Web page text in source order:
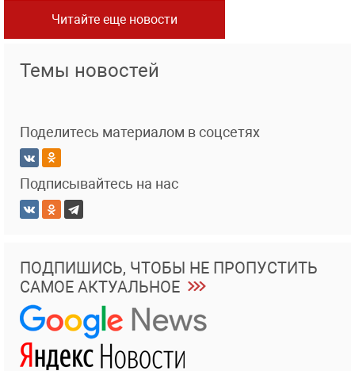
Читайте еще новости
Темы новостей
Поделитесь материалом в соцсетях
Подписывайтесь на нас
ПОДПИШИСЬ, ЧТОБЫ НЕ ПРОПУСТИТЬ
САМОЕ АКТУАЛЬНОЕ